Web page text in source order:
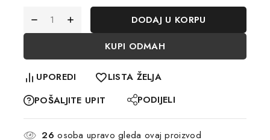
DODAJ U KORPU
KUPI ODMAH
UPOREDI
LISTA ŽELJA
POŠALJITE UPIT
PODIJELI
26 osoba upravo gleda ovaj proizvod